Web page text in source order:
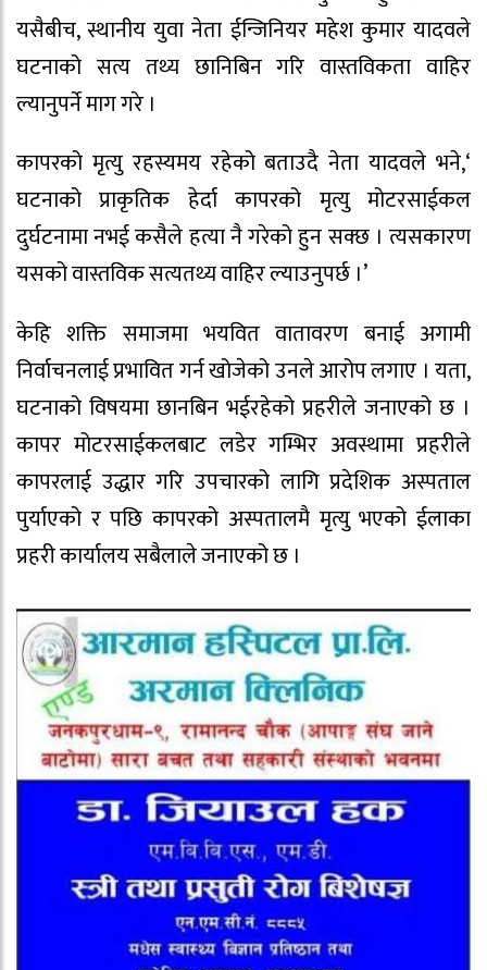
यसैबीच, स्थानीय युवा नेता ईन्जिनियर महेश कुमार यादवले
घटनाको सत्य तथ्य छानिबिन गरि वास्तविकता वाहिर
ल्यानुपर्ने माग गरे ।
कापरको मृत्यु रहस्यमय रहेको बताउदै नेता यादवले भने,‘
घटनाको प्राकृतिक हेर्दा कापरको मृत्यु मोटरसाईकल
दुर्घटनामा नभई कसैले हत्या नै गरेको हुन सक्छ । त्यसकारण
यसको वास्तविक सत्यतथ्य वाहिर ल्याउनुपर्छ ।’
केहि शक्ति समाजमा भयवित वातावरण बनाई अगामी
निर्वाचनलाई प्रभावित गर्न खोजेको उनले आरोप लगाए । यता,
घटनाको विषयमा छानबिन भईरहेको प्रहरीले जनाएको छ ।
कापर मोटरसाईकलबाट लडेर गम्भिर अवस्थामा प्रहरीले
कापरलाई उद्धार गरि उपचारको लागि प्रदेशिक अस्पताल
पुर्याएको र पछि कापरको अस्पतालमै मृत्यु भएको ईलाका
प्रहरी कार्यालय सबैलाले जनाएको छ ।